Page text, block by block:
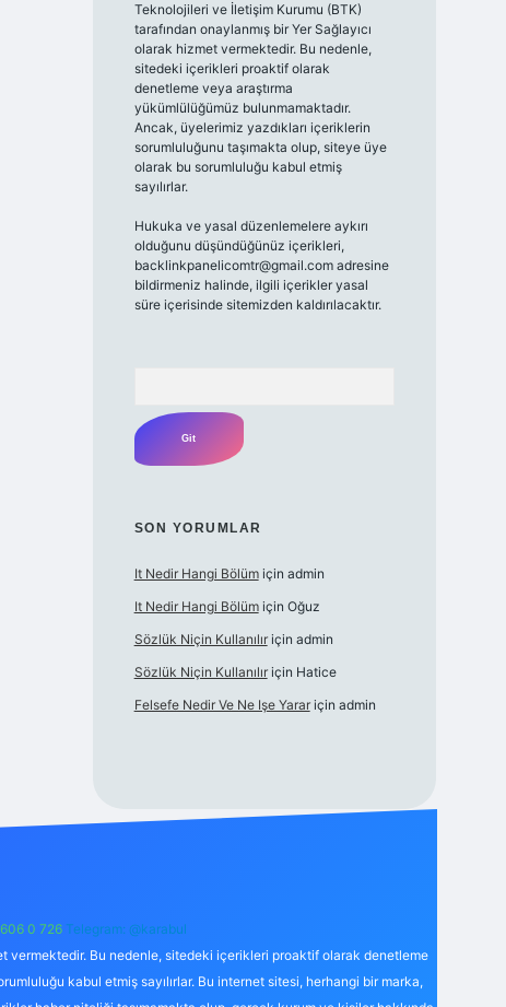
Teknolojileri ve İletişim Kurumu (BTK)
tarafından onaylanmış bir Yer Sağlayıcı
olarak hizmet vermektedir. Bu nedenle,
sitedeki içerikleri proaktif olarak
denetleme veya araştırma
yükümlülüğümüz bulunmamaktadır.
Ancak, üyelerimiz yazdıkları içeriklerin
sorumluluğunu taşımakta olup, siteye üye
olarak bu sorumluluğu kabul etmiş
sayılırlar.
Hukuka ve yasal düzenlemelere aykırı
olduğunu düşündüğünüz içerikleri,
backlinkpanelicomtr@gmail.comadresine
bildirmeniz halinde, ilgili içerikler yasal
süre içerisinde sitemizden kaldırılacaktır.
SON YORUMLAR
It Nedir Hangi Bölümiçin admin
It Nedir Hangi Bölümiçin Oğuz
Sözlük Niçin Kullanılıriçin admin
Sözlük Niçin Kullanılıriçin Hatice
Felsefe Nedir Ve Ne Işe Yarariçin admin
0 726 Telegram: @karabul
vermektedir. Bu nedenle, sitedeki içerikleri proaktif olarak denetleme
kabul etmiş sayılırlar. Bu internet sitesi, herhangi bir marka,